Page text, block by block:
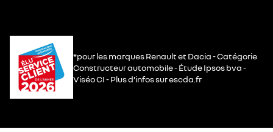
*pour les marques Renault et Dacia - Catégorie
Constructeur automobile - Étude Ipsos bva -
Viséo CI - Plus d’infos sur escda.fr